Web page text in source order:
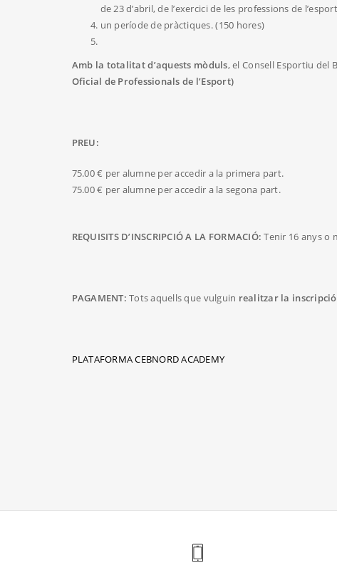
de 23 d’abril, de l’exercici de les professions de
un període de pràctiques. (150 hores)
Amb la totalitat d’aquests mòduls, el Consell Esportiu del
Oficial de Professionals de l’Esport)
PREU:
75.00 € per alumne per accedir a la primera part.
75.00 € per alumne per accedir a la segona part.
REQUISITS D’INSCRIPCIÓ A LA FORMACIÓ:Tenir 16 anys o
PAGAMENT: Tots aquells que vulguin realitzar la inscripció
PLATAFORMA CEBNORD ACADEMY